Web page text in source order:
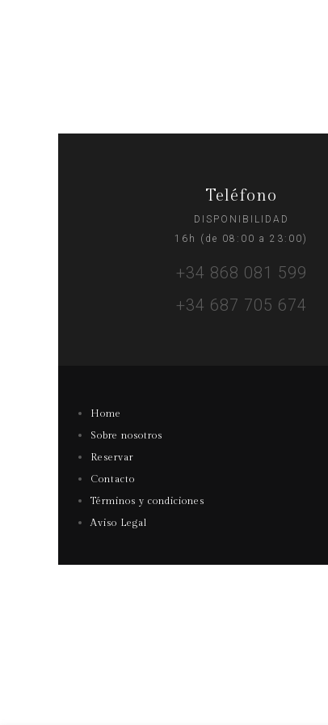
Teléfono
DISPONIBILIDAD
16h (de 08:00 a 23:00)
+34 868 081 599
+34 687 705 674
Home
Sobre nosotros
Reservar
Contacto
Términos y condiciones
Aviso Legal